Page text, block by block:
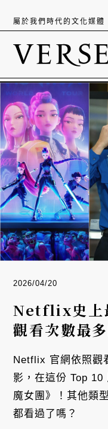
屬於我們時代的文化媒體
2026/04/20
Netflix史上
觀看次數最
Netflix 官網依照觀
影，在這份 Top 10
魔女團》！其他類
都看過了嗎？